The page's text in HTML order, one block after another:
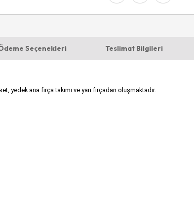
Seçenekleri Teslimat Bilgileri
yedek ana fırça takımı ve yan fırçadan oluşmaktadır.